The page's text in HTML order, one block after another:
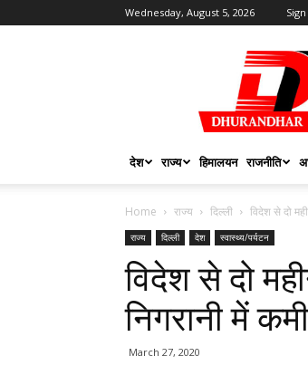
Wednesday, August 5, 2026
TIMES
देश राज्य हिमालयन राजनीति
Home राज्य दिल्ली विदेश से दो
राज्य दिल्ली देश स्वास्थ्य/पर्यटन
विदेश से दो
निगरानी में
March 27, 2020